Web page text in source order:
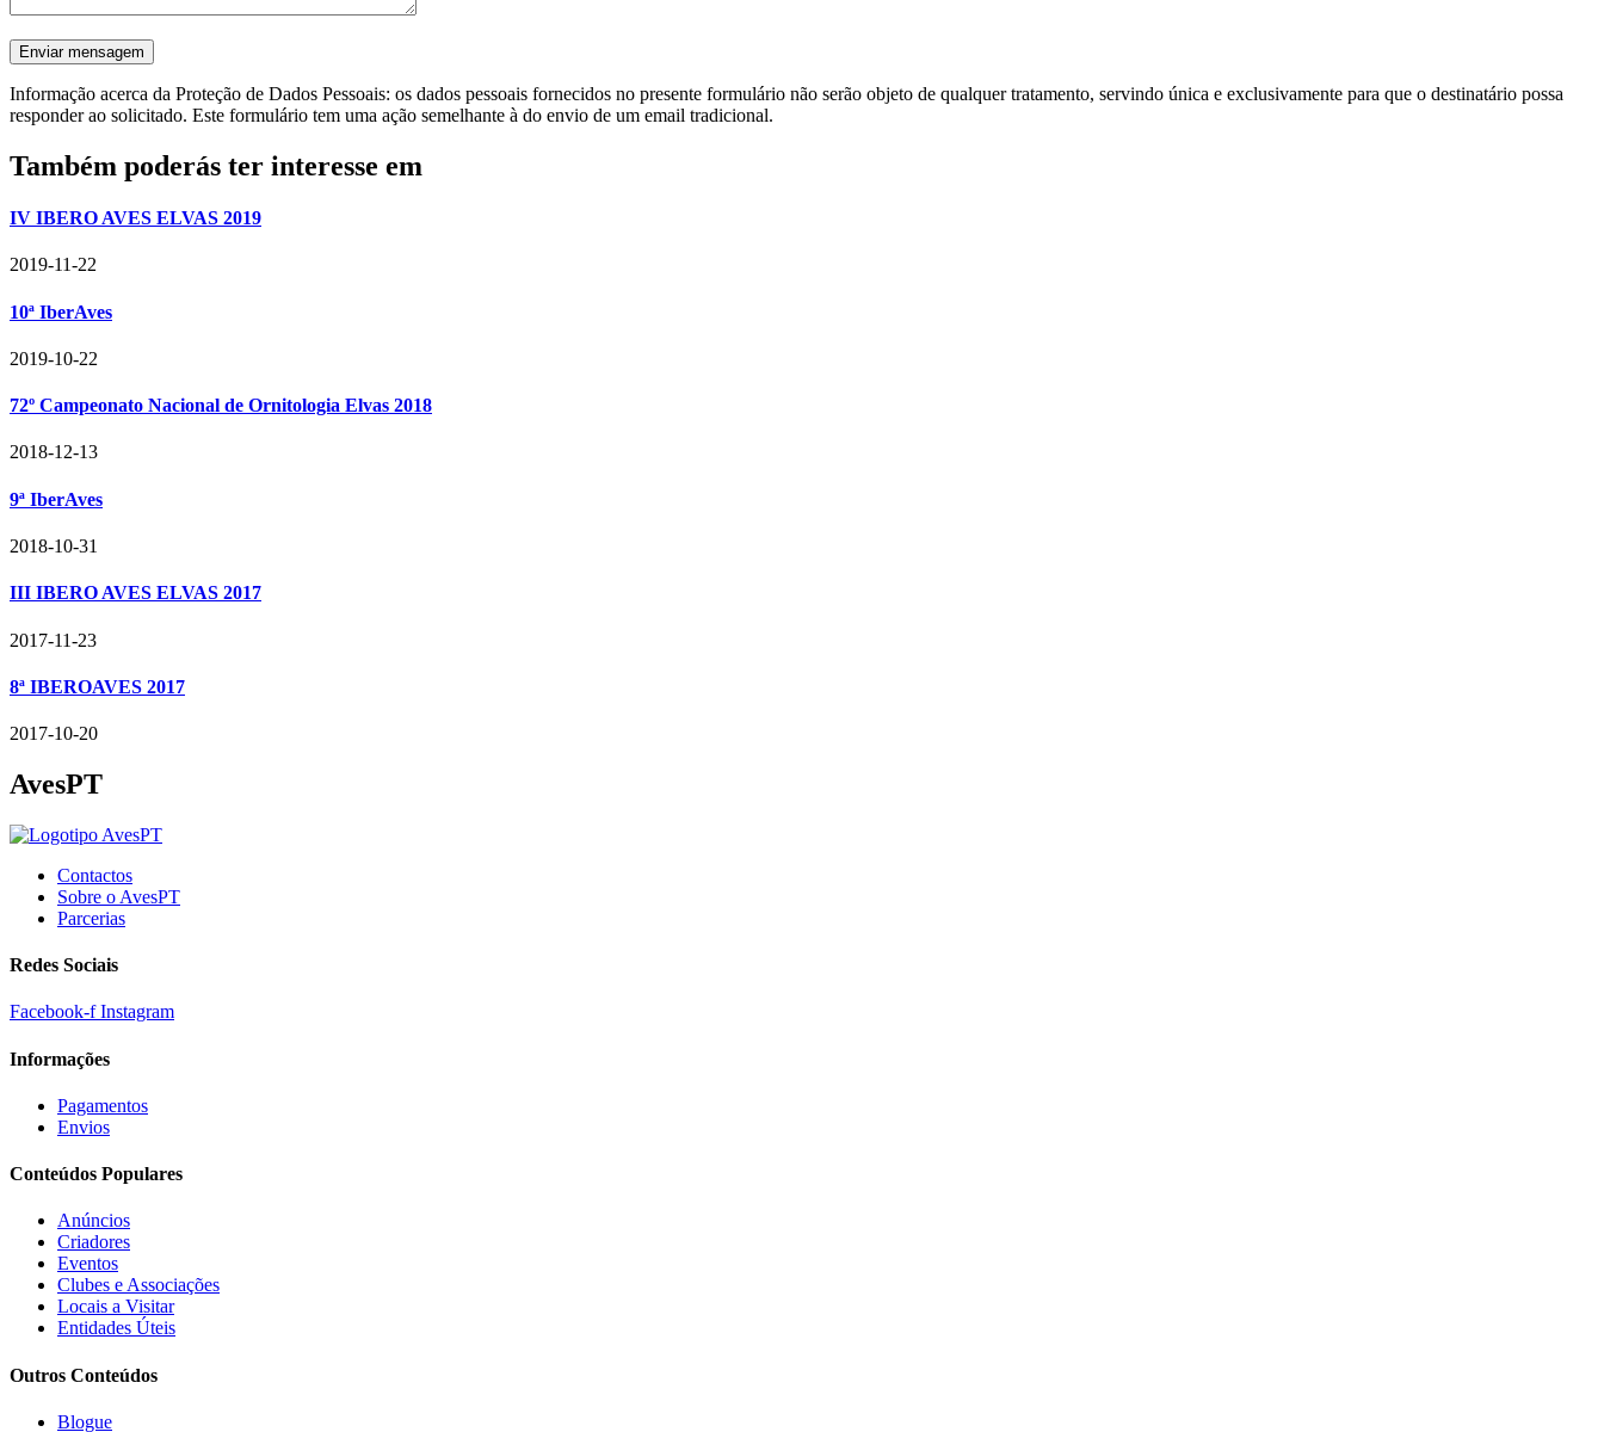
Informação acerca da Proteção de Dados Pessoais: os dados pessoais fornecidos no presente formulário não serão objeto de qualquer tratamento, servindo única e exclusivamente para que o destinatário possa
responder ao solicitado. Este formulário tem uma ação semelhante à do envio de um email tradicional.
Também poderás ter interesse em
IV IBERO AVES ELVAS 2019
2019-11-22
10ª IberAves
2019-10-22
72º Campeonato Nacional de Ornitologia Elvas 2018
2018-12-13
9ª IberAves
2018-10-31
III IBERO AVES ELVAS 2017
2017-11-23
8ª IBEROAVES 2017
2017-10-20
AvesPT
Contactos
Sobre o AvesPT
Parcerias
Redes Sociais
Facebook-f Instagram
Informações
Pagamentos
Envios
Conteúdos Populares
Anúncios
Criadores
Eventos
Clubes e Associações
Locais a Visitar
Entidades Úteis
Outros Conteúdos
Blogue